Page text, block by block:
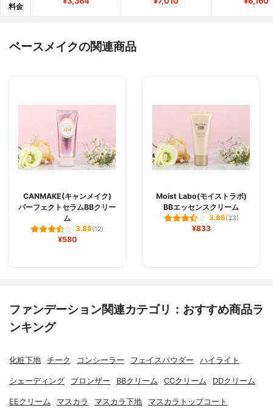
料金
ベースメイクの関連商品
CANMAKE(キャンメイク)
パーフェクトセラムBBクリー
ム
3.88(12)
¥580
Moist Labo(モイストラボ)
BBエッセンスクリーム
3.86(33)
¥833
ファンデーション関連カテゴリ：おすすめ商品ラ
ンキング
化粧下地 チーク コンシーラー フェイスパウダー ハイライト
シェーディング ブロンザー BBクリーム CCクリーム DDクリーム
EEクリーム マスカラ マスカラ下地 マスカラトップコート